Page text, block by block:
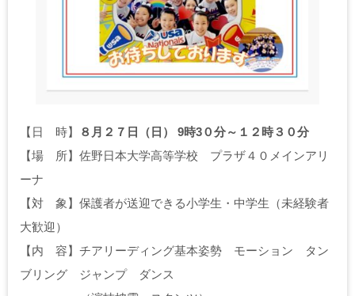
【日 時】
８月２７日（日） 9時3０分～１２時３０分
【場 所】佐野日本大学高等学校 プラザ４０メインアリ
ーナ
【対 象】保護者が送迎できる小学生・中学生（未経験者
大歓迎）
【内 容】チアリーディング基本姿勢 モーション タン
ブリング ジャンプ ダンス